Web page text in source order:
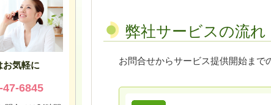
弊社サービスの流れ
お問合せからサービス提供開始まで
お気軽に
47-6845